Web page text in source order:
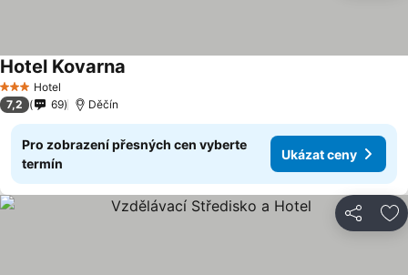
3 Počet hvězdiček
Hotel
Hotel Kovarna
7,2 69 Děčín
Pro zobrazení přesných cen vyberte
termín
Ukázat ceny
Sdílet